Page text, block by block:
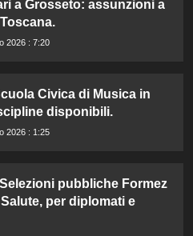
a Grosseto: assunzioni a
2026 : 7:20
Civica di Musica in
disponibili.
2026 : 1:25
pubbliche Formez
per diplomati e